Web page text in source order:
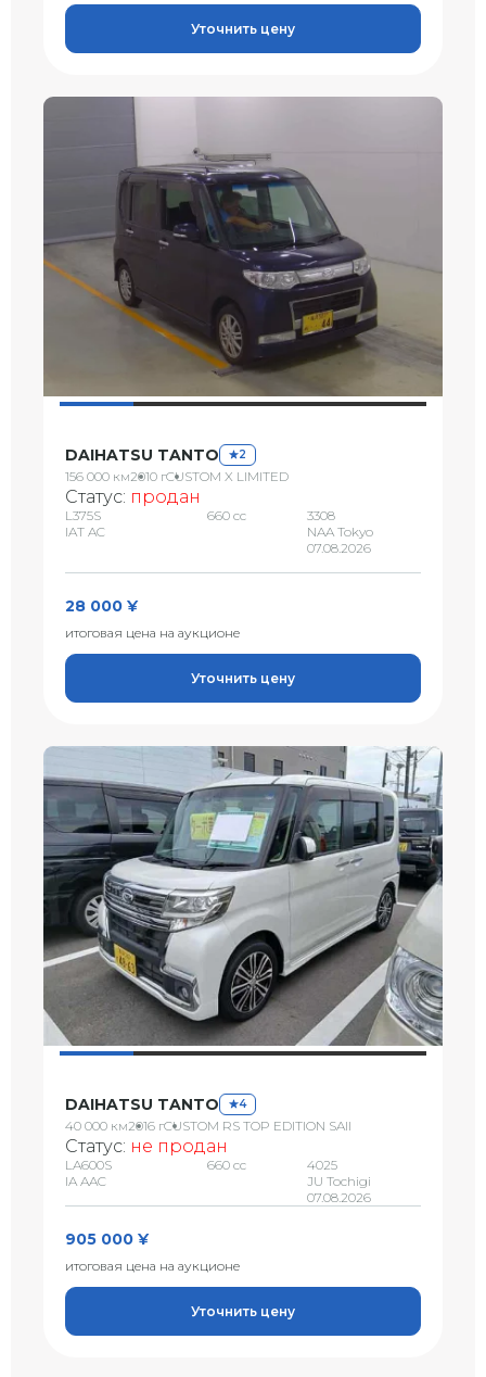
Уточнить цену
DAIHATSU TANTO 2
156 000 км2010 гCUSTOM X LIMITED
Статус: продан
L375S
IAT AC
660 сс
3308
NAA Tokyo
07.08.2026
28 000 ¥
итоговая цена на аукционе
Уточнить цену
DAIHATSU TANTO 4
40 000 км2016 гCUSTOM RS TOP EDITION SAII
Статус: не продан
LA600S
IA AAC
660 сс
4025
JU Tochigi
07.08.2026
905 000 ¥
итоговая цена на аукционе
Уточнить цену